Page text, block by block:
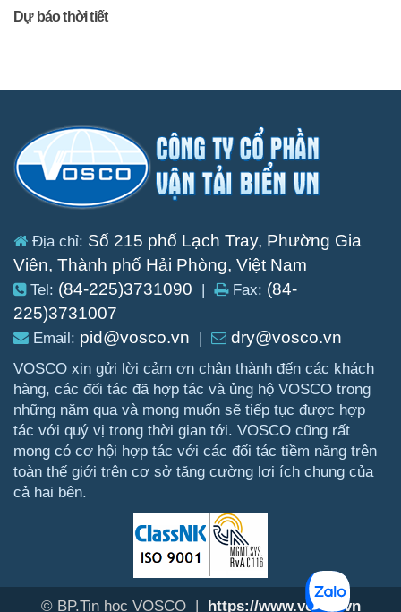
Dự báo thời tiết
Địa chỉ: Số 215 phố Lạch Tray, Phường Gia
Viên, Thành phố Hải Phòng, Việt Nam
Tel: (84-225)3731090 Fax: (84-
225)3731007
Email: pid@vosco.vn dry@vosco.vn
VOSCO xin gửi lời cảm ơn chân thành đến các khách
hàng, các đối tác đã hợp tác và ủng hộ VOSCO trong
những năm qua và mong muốn sẽ tiếp tục được hợp
tác với quý vị trong thời gian tới. VOSCO cũng rất
mong có cơ hội hợp tác với các đối tác tiềm năng trên
toàn thế giới trên cơ sở tăng cường lợi ích chung của
cả hai bên.
© BP.Tin học VOSCO | https://www.vosco.vn